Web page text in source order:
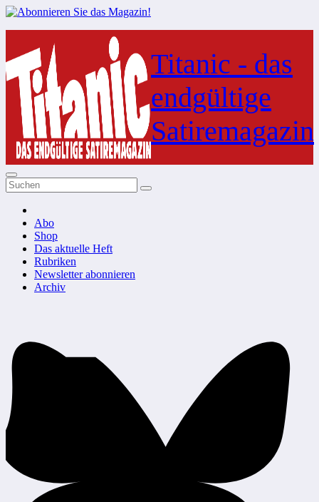
springen
Titanic - das
endgültige
Satiremagazin
Abo
Shop
Das aktuelle Heft
Rubriken
Newsletter abonnieren
Archiv